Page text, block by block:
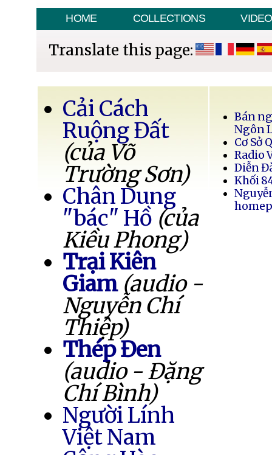
HOME COLLECTIONS VIDEO
Translate this page:
Cải Cách
Ruộng Đất
(của Võ
Trường Sơn)
Chân Dung
"bác" Hồ (của
Kiều Phong)
Trại Kiên
Giam (audio -
Nguyễn Chí
Thiệp)
Thép Đen
(audio - Đặng
Chí Bình)
Người Lính
Việt Nam
Bán
Ngôn
Cơ Sở
Radio
Diễn
Khối